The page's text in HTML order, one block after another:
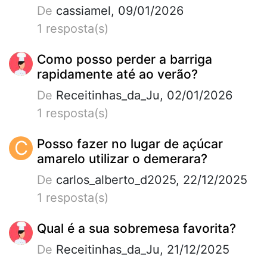
De cassiamel, 09/01/2026
1 resposta(s)
Como posso perder a barriga
rapidamente até ao verão?
De Receitinhas_da_Ju, 02/01/2026
1 resposta(s)
C
Posso fazer no lugar de açúcar
amarelo utilizar o demerara?
De carlos_alberto_d2025, 22/12/2025
1 resposta(s)
Qual é a sua sobremesa favorita?
De Receitinhas_da_Ju, 21/12/2025